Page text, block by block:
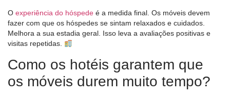
O experiência do hóspede é a medida final. Os móveis devem
fazer com que os hóspedes se sintam relaxados e cuidados.
Melhora a sua estadia geral. Isso leva a avaliações positivas e
visitas repetidas.
Como os hotéis garantem que
os móveis durem muito tempo?